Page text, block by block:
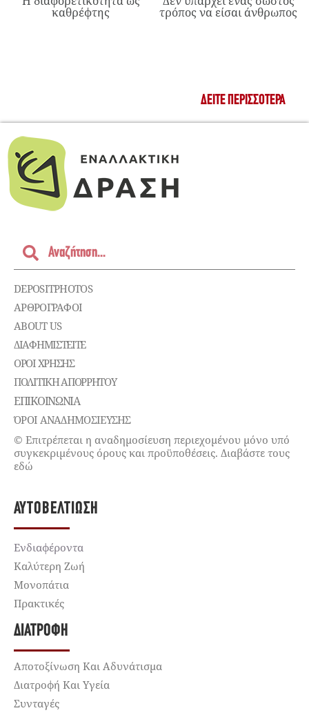
καθρέφτης τρόπος να είσαι άνθρωπος
ΔΕΊΤΕ ΠΕΡΙΣΣΌΤΕΡΑ
DEPOSITPHOTOS
ΑΡΘΡΟΓΡΑΦΟΙ
ABOUT US
ΔΙΑΦΗΜΙΣΤΕΊΤΕ
ΌΡΟΙ ΧΡΉΣΗΣ
ΠΟΛΙΤΙΚΉ ΑΠΟΡΡΉΤΟΥ
ΕΠΙΚΟΙΝΩΝΊΑ
ΌΡΟΙ ΑΝΑΔΗΜΟΣΙΕΥΣΗΣ
© Επιτρέπεται η αναδημοσίευση περιεχομένου μόνο υπό
συγκεκριμένους όρους και προϋποθέσεις. Διαβάστε τους
εδώ
ΑΥΤΟΒΕΛΤΊΩΣΗ
Ενδιαφέροντα
Καλύτερη Ζωή
Μονοπάτια
Πρακτικές
ΔΙΑΤΡΟΦΉ
Αποτοξίνωση Και Αδυνάτισμα
Διατροφή Και Υγεία
Συνταγές